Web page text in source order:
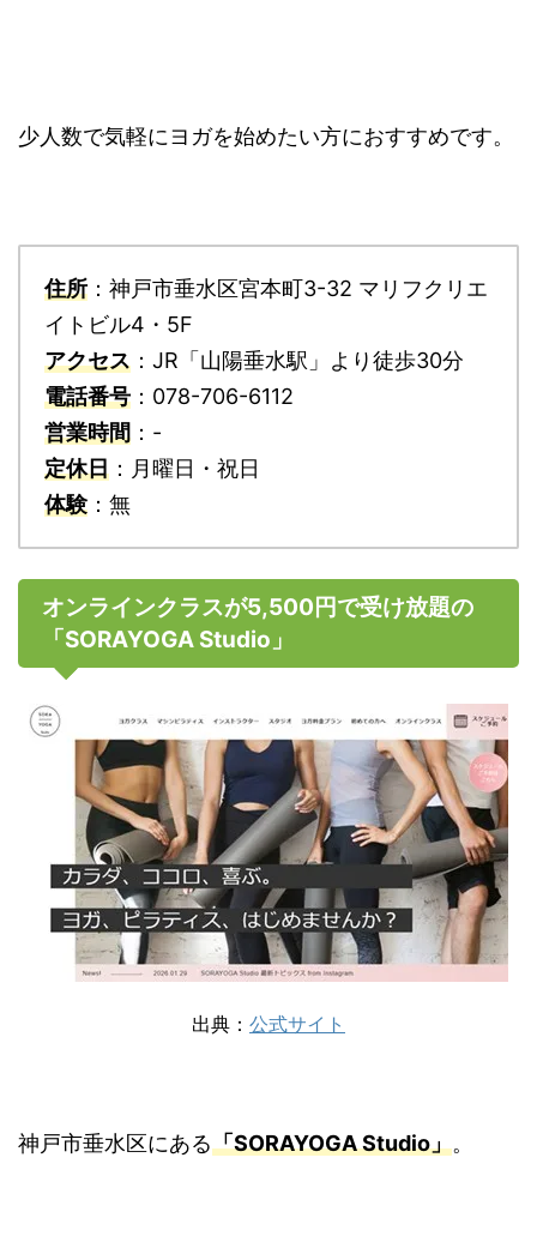
少人数で気軽にヨガを始めたい方におすすめです。
住所 ：神戸市垂水区宮本町3-32 マリフクリエ
イトビル4・5F
アクセス ：JR「山陽垂水駅」より徒歩30分
電話番号 ：078-706-6112
営業時間 ：-
定休日 ：月曜日・祝日
体験 ：無
オンラインクラスが5,500円で受け放題の
「SORAYOGA Studio」
出典： 公式サイト
神戸市垂水区にある「SORAYOGA Studio」。